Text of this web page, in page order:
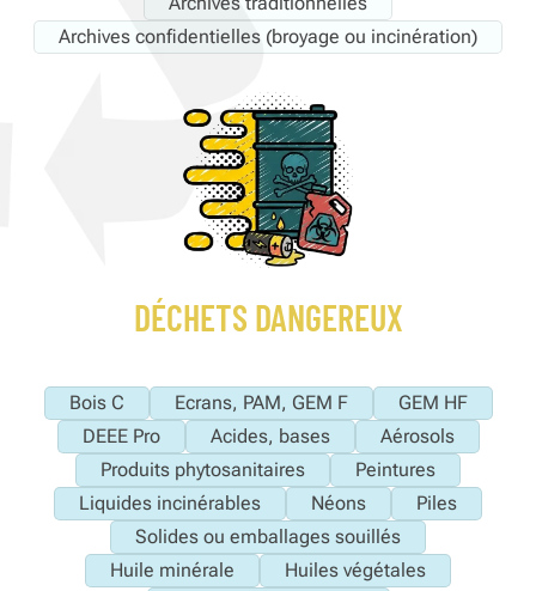
Archives confidentielles (broyage ou incinération)
DÉCHETS DANGEREUX
Bois C Ecrans, PAM, GEM F
GEM HF
DEEE Pro
Acides, bases
Aérosols
Produits phytosanitaires
Peintures
Liquides incinérables
Néons
Piles
Solides ou emballages souillés
Huile minérale
Huiles végétales